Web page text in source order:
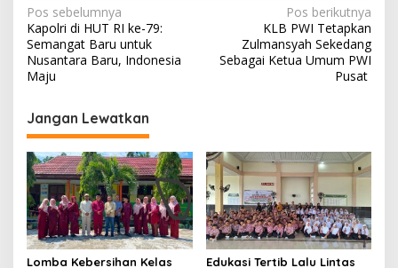
N
a
v
i
g
a
s
i
p
o
Pos sebelumnya
Kapolri di HUT RI ke-79:
Semangat Baru untuk
Nusantara Baru, Indonesia
Maju
Pos berikutnya
KLB PWI Tetapkan
Zulmansyah Sekedang
Sebagai Ketua Umum PWI
Pusat
Jangan Lewatkan
Lomba Kebersihan Kelas Edukasi Tertib Lalu Lintas